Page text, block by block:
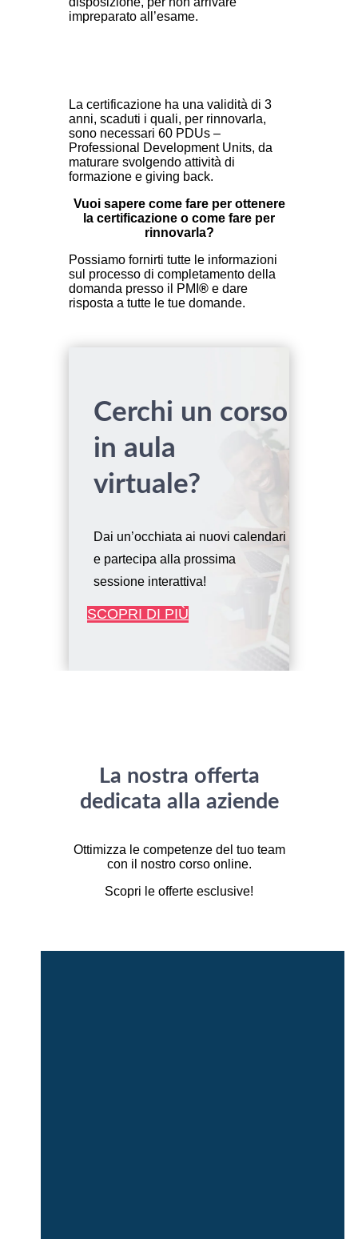
impreparato all’esame.
La certificazione ha una validità di 3
anni, scaduti i quali, per rinnovarla,
sono necessari 60 PDUs –
Professional Development Units, da
maturare svolgendo attività di
formazione e giving back.
Vuoi sapere come fare per ottenere
la certificazione o come fare per
rinnovarla?
Possiamo fornirti tutte le informazioni
sul processo di completamento della
domanda presso il PMI ®e dare
risposta a tutte le tue domande.
Cerchi un corso
in aula
virtuale?
Dai un’occhiata ai nuovi calendari
e partecipa alla prossima
sessione interattiva!
SCOPRI DI PIÙ
La nostra offerta
dedicata alla aziende
Ottimizza le competenze del tuo team
con il nostro corso online.
Scopri le offerte esclusive!